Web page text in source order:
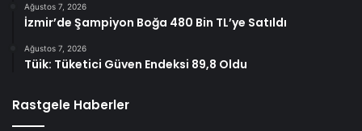
Ağustos 7, 2026
İzmir’de Şampiyon Boğa 480 Bin TL’ye Satıldı
Ağustos 7, 2026
Tüik: Tüketici Güven Endeksi 89,8 Oldu
Rastgele Haberler